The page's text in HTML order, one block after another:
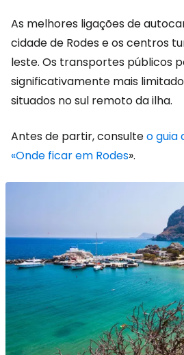
As melhores ligações de
cidade de Rodes e os centros
leste. Os transportes públicos
significativamente mais
situados no sul remoto da ilha.
Antes de partir, consulteo guia
«Onde ficar em Rodes».